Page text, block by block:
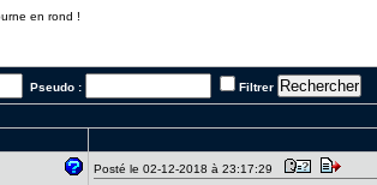
en rond !
Pseudo : Filtrer
Posté le 02-12-2018 à 23:17:29